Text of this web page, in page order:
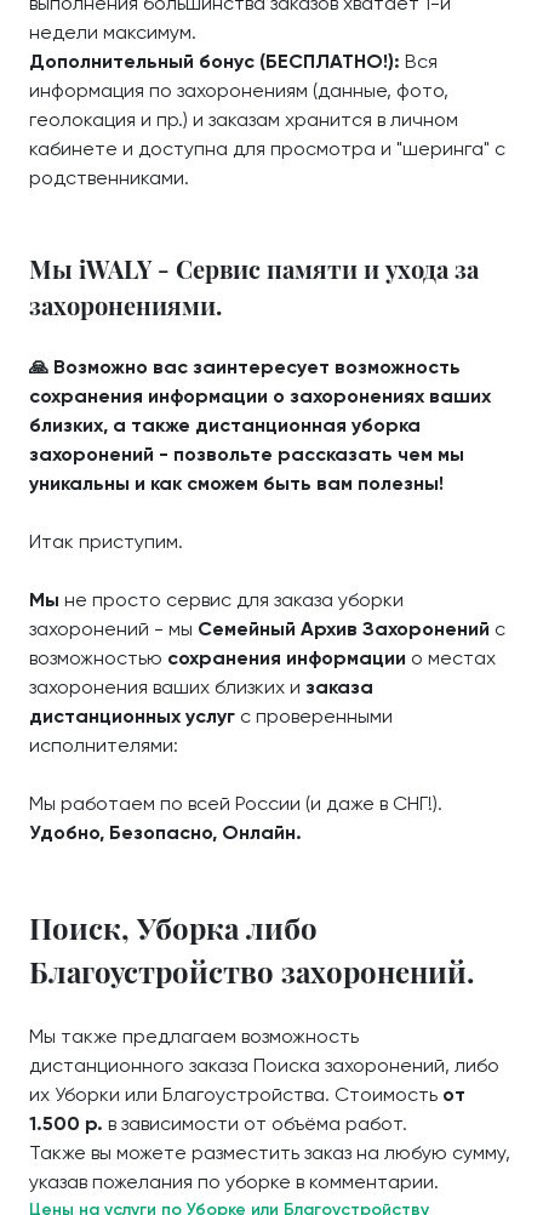
недели максимум.
Дополнительный бонус (БЕСПЛАТНО!): Вся
информация по захоронениям (данные, фото,
геолокация и пр.) и заказам хранится в личном
кабинете и доступна для просмотра и "шеринга" с
родственниками.
Мы iWALY - Сервис памяти и ухода за
захоронениями.
🙏 Возможно вас заинтересует возможность
сохранения информации о захоронениях ваших
близких, а также дистанционная уборка
захоронений - позвольте рассказать чем мы
уникальны и как сможем быть вам полезны!
Итак приступим.
Мы не просто сервис для заказа уборки
захоронений - мы Семейный Архив Захоронений с
возможностью сохранения информации о местах
захоронения ваших близких и заказа
дистанционных услуг с проверенными
исполнителями:
Мы работаем по всей России (и даже в СНГ!).
Удобно, Безопасно, Онлайн.
Поиск, Уборка либо
Благоустройство захоронений.
Мы также предлагаем возможность
дистанционного заказа Поиска захоронений, либо
их Уборки или Благоустройства. Стоимость от
1.500 р. в зависимости от объёма работ.
Также вы можете разместить заказ на любую сумму,
указав пожелания по уборке в комментарии.
Цены на услуги по Уборке или Благоустройству